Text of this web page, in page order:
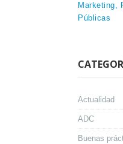
Marketing,
Públicas
Actualidad
ADC
Buenas